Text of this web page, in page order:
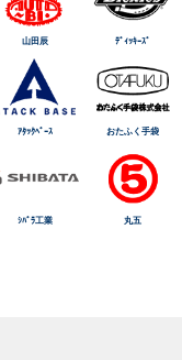
山田辰 ﾃﾞｨｯｷｰｽﾞ
ｱﾀｯｸﾍﾞｰｽ おたふく手袋
ｼﾊﾞﾗ工業 丸五